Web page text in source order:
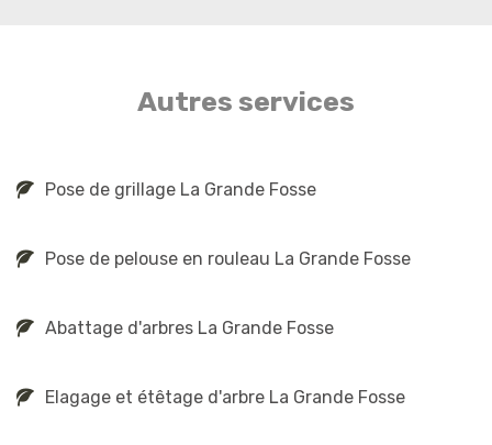
Autres services
Pose de grillage La Grande Fosse
Pose de pelouse en rouleau La Grande Fosse
Abattage d'arbres La Grande Fosse
Elagage et étêtage d'arbre La Grande Fosse